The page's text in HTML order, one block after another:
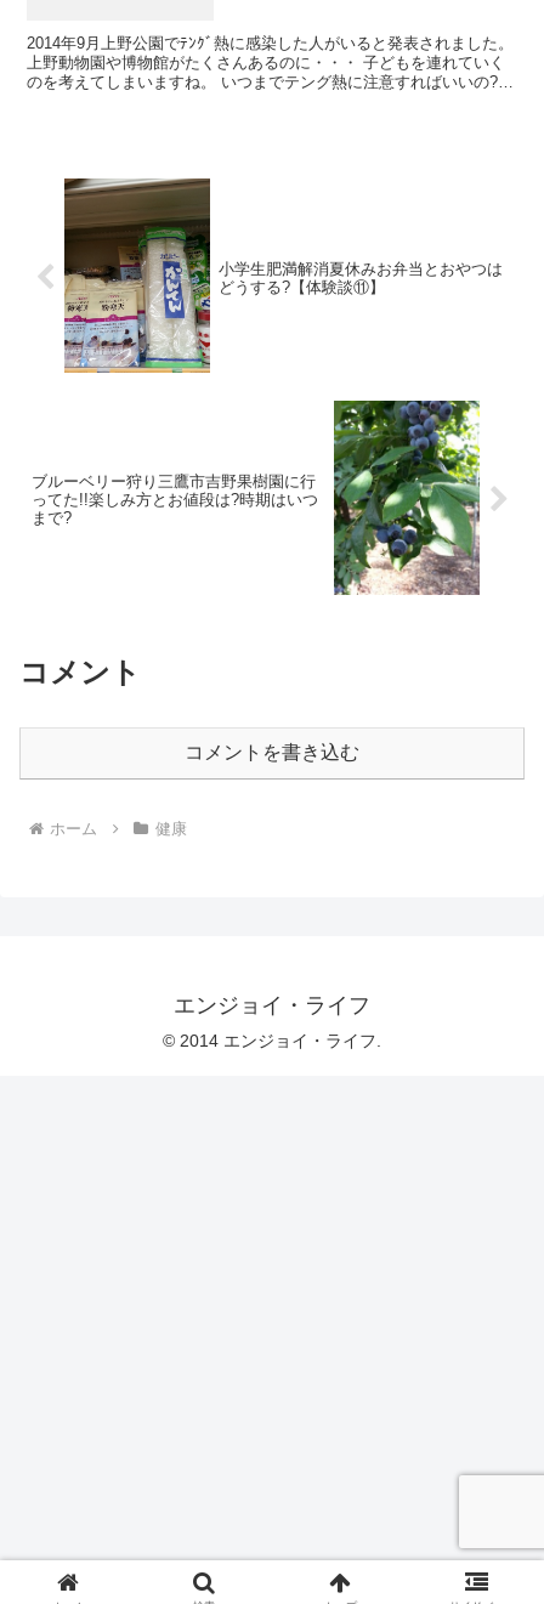
2014年9月上野公園でﾃﾝｸﾞ熱に感染した人がいると発表されました。
上野動物園や博物館がたくさんあるのに・・・ 子どもを連れていく
のを考えてしまいますね。 いつまでテング熱に注意すればいいの?
小学生肥満解消夏休みお弁当とおやつは
どうする?【体験談⑪】
ブルーベリー狩り三鷹市吉野果樹園に行
ってた!!楽しみ方とお値段は?時期はいつ
まで?
コメント
コメントを書き込む
ホーム 健康
エンジョイ・ライフ
© 2014 エンジョイ・ライフ.